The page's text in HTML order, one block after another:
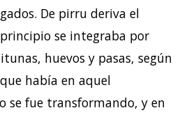
De pirru deriva el
se integraba por
huevos y pasas, según
había en aquel
se fue transformando, y en